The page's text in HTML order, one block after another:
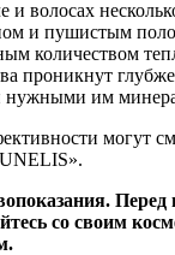
и волосах
и пушистым
количеством
проникнут
нужными им
могут
Перед
со своим